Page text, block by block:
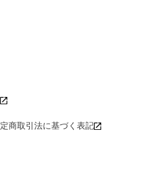
商取引法に基づく表記